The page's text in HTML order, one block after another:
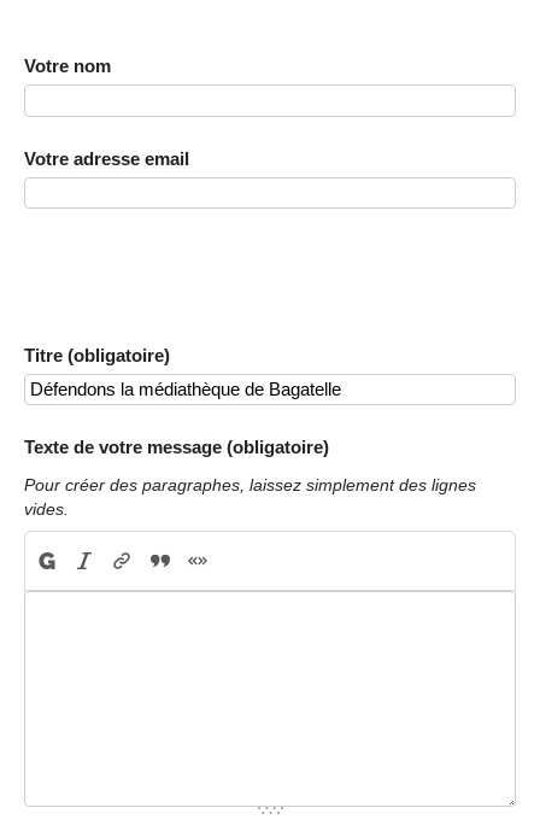
Votre nom
Votre adresse email
Titre (obligatoire)
Texte de votre message (obligatoire)
Pour créer des paragraphes, laissez simplement des lignes
vides.